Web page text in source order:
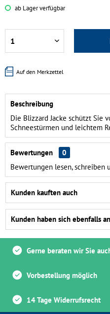
ab Lager verfügbar
Auf den Merkzettel
Beschreibung
Die Blizzard Jacke schützt Sie
Schneestürmen und leichtem
Bewertungen
0
Bewertungen lesen, schreiben
Kunden kauften auch
Kunden haben sich ebenfalls
Gerne beraten wir Sie
Vorbestellung möglich
14 Tage Widerrufsrecht